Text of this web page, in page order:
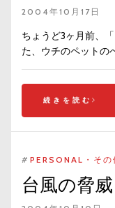
2004年10月17日
ちょうど3ヶ月前、
た、ウチのペットの
続きを読む
# PERSONAL・その
台風の脅威